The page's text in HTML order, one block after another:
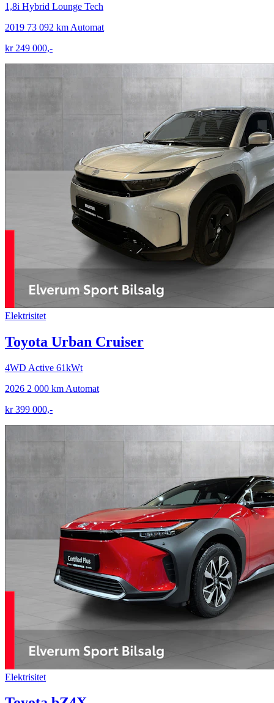
1,8i Hybrid Lounge Tech
2019 73 092 km Automat
kr 249 000,-
Elektrisitet
Toyota Urban Cruiser
4WD Active 61kWt
2026 2 000 km Automat
kr 399 000,-
Elektrisitet